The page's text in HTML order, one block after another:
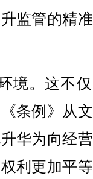
监管的精
。这不仅
条例》从
华为向经
利更加平